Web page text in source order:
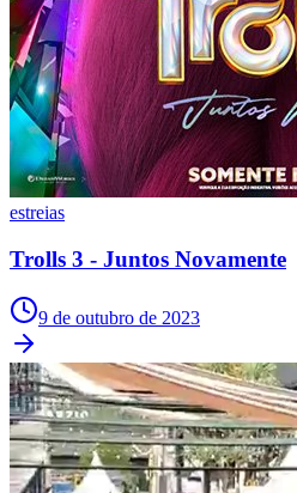
Internacional
estreias
Trolls 3 - Juntos Novamente
9 de outubro de 2023